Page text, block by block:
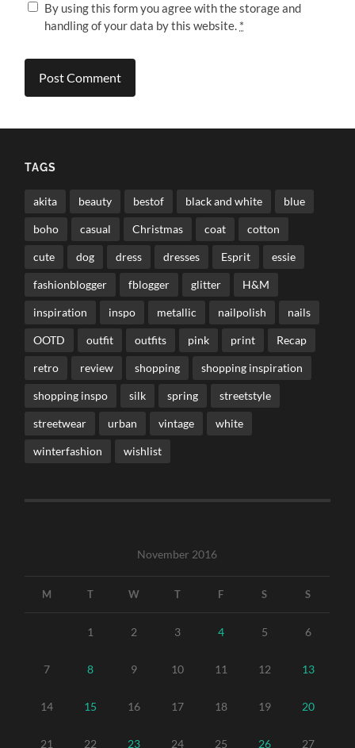
By using this form you agree with the storage and
handling of your data by this website. *
TAGS
akita beauty bestof black and white blue
boho casual Christmas coat cotton
cute dog dress dresses Esprit essie
fashionblogger fblogger glitter H&M
inspiration inspo metallic nailpolish nails
OOTD outfit outfits pink print Recap
retro review shopping shopping inspiration
shopping inspo silk spring streetstyle
streetwear urban vintage white
winterfashion wishlist
November 2016
M T W T F S S
1 2 3 4 5 6
7 8 9 10 11 12 13
14 15 16 17 18 19 20
21 22 23 24 25 26 27